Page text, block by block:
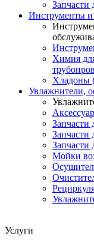
Запчасти
Инструменты и
Химия
Хладоны
Увлажнители,
Запчасти
Запчасти
Запчасти
Мойки
Услуги